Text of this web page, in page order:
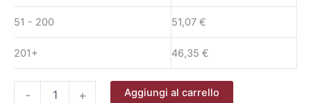
51 - 200 51,07 €
201+ 46,35 €
- + Aggiungi al carrello